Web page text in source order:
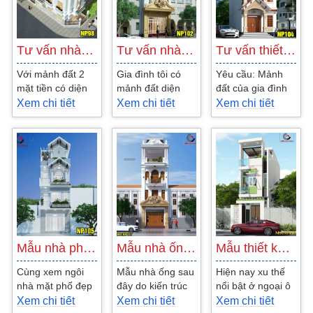
Tư vấn nhà phố tân cổ điển 3 tầng phong…
Với mảnh đất 2
mặt tiền có diện
tích 76.5m2, kiến
trúc sư bên công
ty chúng tôi đã
tư...
Xem chi tiết
Tư vấn nhà ống 3 tầng đẹp 5m theo phong…
Gia đình tôi có
mảnh đất diện
tích khoảng
100m2 (kích
thước 5x20m) ở
Long An. Vợ
chồng...
Xem chi tiết
Tư vấn thiết kế nhà đẹp hiện đại 3…
Yêu cầu: Mảnh
đất của gia đình
tôi gần 100m2
(5x20m) ở tỉnh
Tây Ninh. Tôi
muốn làm nhà...
Xem chi tiết
Mẫu nhà phố 1 trệt 2 lấu sân thượng mái…
Cùng xem ngôi
nhà mặt phố đẹp
ba tầng được
Xem chi tiết
Mẫu nhà ống 3 tầng 1 tum theo phong cách cổ…
Mẫu nhà ống sau
đây do kiến trúc
sư lương đại
Xem chi tiết
Mẫu thiết kế nhà ống 3 tầng đẹp tại…
Hiện nay xu thế
nổi bật ở ngoại ô
thành phố hồ chí
Xem chi tiết